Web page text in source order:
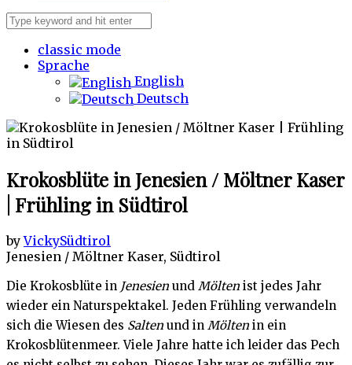
classic mode
Sprache
English
Deutsch
Krokosblüte in Jenesien / Möltner Kaser
| Frühling in Südtirol
byVickySüdtirol
Jenesien / Möltner Kaser, Südtirol
Die Krokosblüte in Jenesien und Mölten ist jedes Jahr
wieder ein Naturspektakel. Jeden Frühling verwandeln
sich die Wiesen des Salten und in Mölten in ein
Krokosblütenmeer. Viele Jahre hatte ich leider das Pech